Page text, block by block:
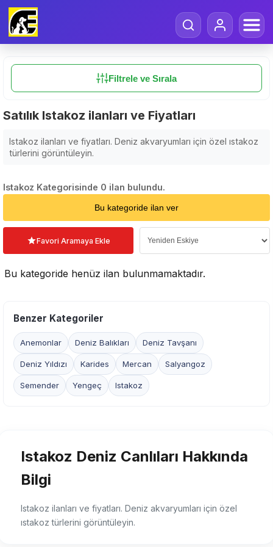
Filtrele ve Sırala
Satılık Istakoz ilanları ve Fiyatları
Istakoz ilanları ve fiyatları. Deniz akvaryumları için özel ıstakoz
türlerini görüntüleyin.
Istakoz Kategorisinde 0 ilan bulundu.
Bu kategoride ilan ver
Favori Aramaya Ekle
Bu kategoride henüz ilan bulunmamaktadır.
Benzer Kategoriler
Anemonlar Deniz Balıkları Deniz Tavşanı
Deniz Yıldızı Karides Mercan Salyangoz
Semender Yengeç Istakoz
Istakoz Deniz Canlıları Hakkında
Bilgi
Istakoz ilanları ve fiyatları. Deniz akvaryumları için özel
ıstakoz türlerini görüntüleyin.